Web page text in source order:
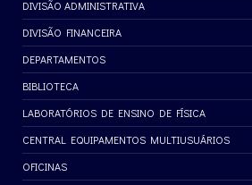
DIVISÃO ADMINISTRATIVA
DIVISÃO FINANCEIRA
DEPARTAMENTOS
BIBLIOTECA
LABORATÓRIOS DE ENSINO DE FÍSICA
CENTRAL EQUIPAMENTOS MULTIUSUÁRIOS
OFICINAS